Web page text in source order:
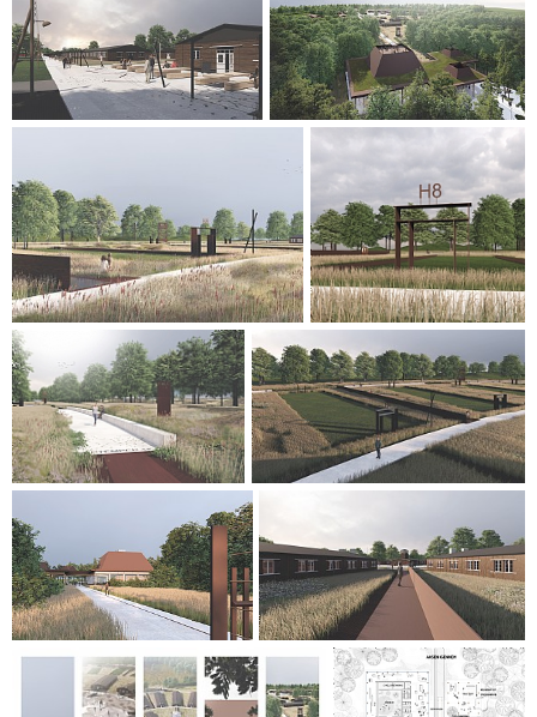
historiefortelling, naturintegrasjon og moderne fasiliteter,
og respekterer stedets kulturarv og leirens betydning for
etterkommere og dansker.